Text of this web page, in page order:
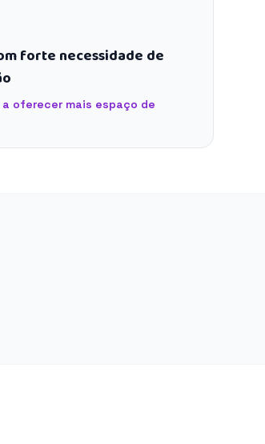
forte necessidade de
oferecer mais espaço de